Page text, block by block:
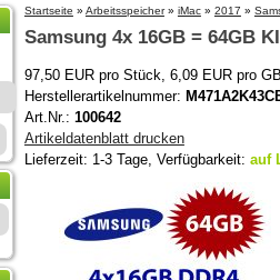
Startseite » Arbeitsspeicher» iMac» 2017 »
Samsung 4x 16GB = 64GB
97,50 EUR pro Stück, 6,09 EUR pro
Herstellerartikelnummer:
Art.Nr.: 100642
Artikeldatenblatt drucken
Lieferzeit: 1-3 Tage, Verfügbarkeit: auf